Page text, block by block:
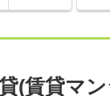
(賃貸マ